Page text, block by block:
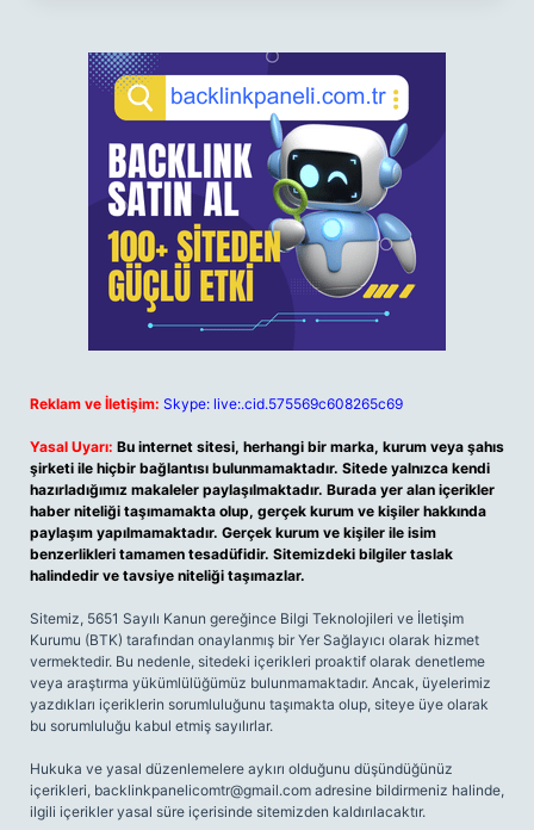
Reklam ve İletişim: Skype: live:.cid.575569c608265c69
Yasal Uyarı: Bu internet sitesi, herhangi bir marka, kurum veya şahıs
şirketi ile hiçbir bağlantısı bulunmamaktadır. Sitede yalnızca kendi
hazırladığımız makaleler paylaşılmaktadır. Burada yer alan içerikler
haber niteliği taşımamakta olup, gerçek kurum ve kişiler hakkında
paylaşım yapılmamaktadır. Gerçek kurum ve kişiler ile isim
benzerlikleri tamamen tesadüfidir. Sitemizdeki bilgiler taslak
halindedir ve tavsiye niteliği taşımazlar.
Sitemiz, 5651 Sayılı Kanun gereğince Bilgi Teknolojileri ve İletişim
Kurumu (BTK) tarafından onaylanmış bir Yer Sağlayıcı olarak hizmet
vermektedir. Bu nedenle, sitedeki içerikleri proaktif olarak denetleme
veya araştırma yükümlülüğümüz bulunmamaktadır. Ancak, üyelerimiz
yazdıkları içeriklerin sorumluluğunu taşımakta olup, siteye üye olarak
bu sorumluluğu kabul etmiş sayılırlar.
Hukuka ve yasal düzenlemelere aykırı olduğunu düşündüğünüz
içerikleri, backlinkpanelicomtr@gmail.com adresine bildirmeniz halinde,
ilgili içerikler yasal süre içerisinde sitemizden kaldırılacaktır.